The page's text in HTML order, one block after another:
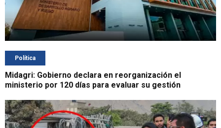
Política
Midagri: Gobierno declara en reorganización el
ministerio por 120 días para evaluar su gestión